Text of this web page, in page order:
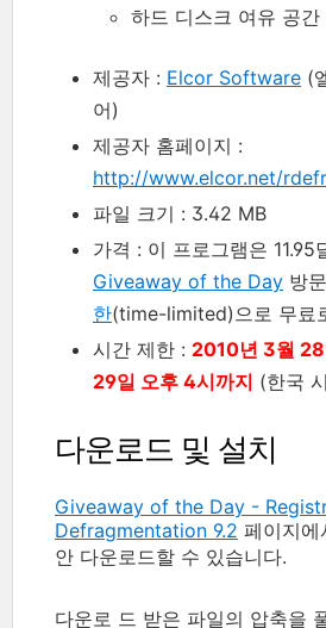
하드 디스크 여유 공
제공자 : Elcor Software (
어)
제공자 홈페이지 :
http://www.elcor.net/
파일 크기 : 3.42 MB
가격 : 이 프로그램은 11.95
Giveaway of the Day 방
한(time-limited)으로 무료
시간 제한 : 2010년 3월
29일 오후 4시까지 (한국
다운로드 및 설치
Giveaway of the Day -
Defragmentation 9.2 페이지에
안 다운로드할 수 있습니다.
다운로 드 받은 파일의 압축을